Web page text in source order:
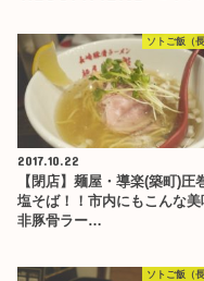
ソトご飯（長
2017.10.22
【閉店】麺屋・導楽(築町)圧
塩そば！！市内にもこんな美
非豚骨ラー…
ソトご飯（長